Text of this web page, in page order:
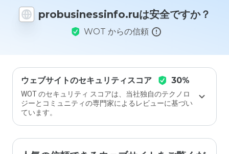
probusinessinfo.ruは安全ですか？
WOT からの信頼
ウェブサイトのセキュリティスコア 30%
WOT のセキュリティ スコアは、当社独自のテクノロ
ジーとコミュニティの専門家によるレビューに基づい
ています。
5の
で、
ます
か？